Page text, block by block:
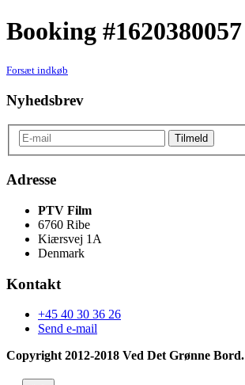
Booking #1620380057
Forsæt indkøb
Nyhedsbrev
Adresse
PTV Film
6760 Ribe
Kiærsvej 1A
Denmark
Kontakt
+45 40 30 36 26
Send e-mail
Copyright 2012-2018 Ved Det Grønne Bord.